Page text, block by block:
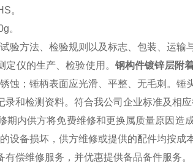
。
。
验方法、检验规则以及标志、包装、运输
仪的生产、检验使用。 钢构件镀锌层附
蚀；锤柄表面应光滑、平整、无毛刺。锤
和检测资料。符合我公司企业标准及相应
期内供方将免费维修和更换属质量原因造
设备损坏，供方维修或提供的配件均按成
偿维修服务，并优惠提供备品备件服务。